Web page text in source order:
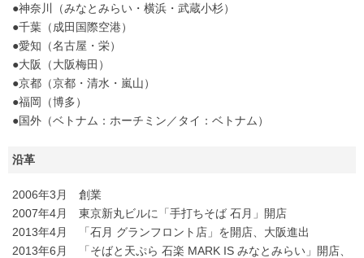
●神奈川（みなとみらい・横浜・武蔵小杉）
●千葉（成田国際空港）
●愛知（名古屋・栄）
●大阪（大阪梅田）
●京都（京都・清水・嵐山）
●福岡（博多）
●国外（ベトナム：ホーチミン／タイ：ベトナム）
沿革
2006年3月 創業
2007年4月 東京新丸ビルに「手打ちそば 石月」開店
2013年4月 「石月 グランフロント店」を開店、大阪進出
2013年6月 「そばと天ぷら 石楽 MARK IS みなとみらい」開店、